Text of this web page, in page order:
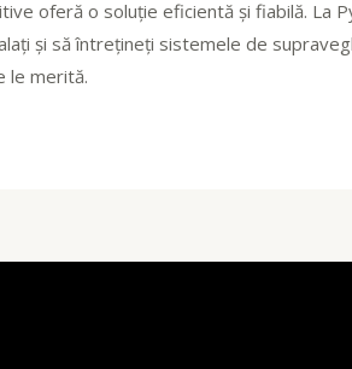
oferă o soluție eficientă și fiabilă. La
și să întrețineți sistemele de
le merită.